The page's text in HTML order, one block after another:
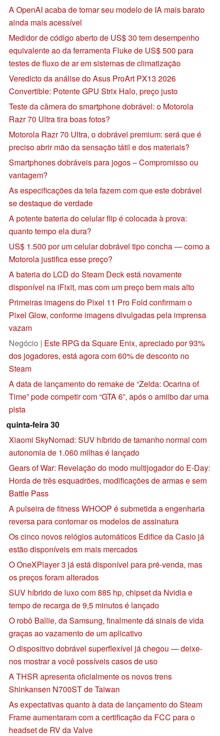
A OpenAI acaba de tornar seu modelo de IA mais barato
ainda mais acessível
Medidor de código aberto de US$ 30 tem desempenho
equivalente ao da ferramenta Fluke de US$ 500 para
testes de fluxo de ar em sistemas de climatização
Veredicto da análise do Asus ProArt PX13 2026
Convertible: Potente GPU Strix Halo, preço justo
Teste da câmera do smartphone dobrável: o Motorola
Razr 70 Ultra tira boas fotos?
Motorola Razr 70 Ultra, o dobrável premium: será que é
preciso abrir mão da sensação tátil e dos materiais?
Smartphones dobráveis para jogos – Compromisso ou
vantagem?
As especificações da tela fazem com que este dobrável
se destaque de verdade
A potente bateria do celular flip é colocada à prova:
quanto tempo ela dura?
US$ 1.500 por um celular dobrável tipo concha — como a
Motorola justifica esse preço?
A bateria do LCD do Steam Deck está novamente
disponível na iFixit, mas com um preço bem mais alto
Primeiras imagens do Pixel 11 Pro Fold confirmam o
Pixel Glow, conforme imagens divulgadas pela imprensa
vazam
Negócio | Este RPG da Square Enix, apreciado por 93%
dos jogadores, está agora com 60% de desconto no
Steam
A data de lançamento do remake de “Zelda: Ocarina of
Time” pode competir com “GTA 6”, após o amiibo dar uma
pista
quinta-feira 30
Xiaomi SkyNomad: SUV híbrido de tamanho normal com
autonomia de 1.060 milhas é lançado
Gears of War: Revelação do modo multijogador do E-Day:
Horda de três esquadrões, modificações de armas e sem
Battle Pass
A pulseira de fitness WHOOP é submetida a engenharia
reversa para contornar os modelos de assinatura
Os cinco novos relógios automáticos Edifice da Casio já
estão disponíveis em mais mercados
O OneXPlayer 3 já está disponível para pré-venda, mas
os preços foram alterados
SUV híbrido de luxo com 885 hp, chipset da Nvidia e
tempo de recarga de 9,5 minutos é lançado
O robô Ballie, da Samsung, finalmente dá sinais de vida
graças ao vazamento de um aplicativo
O dispositivo dobrável superflexível já chegou — deixe-
nos mostrar a você possíveis casos de uso
A THSR apresenta oficialmente os novos trens
Shinkansen N700ST de Taiwan
As expectativas quanto à data de lançamento do Steam
Frame aumentaram com a certificação da FCC para o
headset de RV da Valve